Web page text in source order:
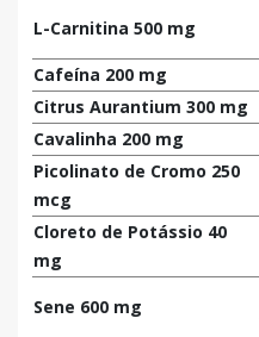
L-Carnitina 500 mg
Cafeína 200 mg
Citrus Aurantium 300 mg
Cavalinha 200 mg
Picolinato de Cromo 250
mcg
Cloreto de Potássio 40
mg
Sene 600 mg